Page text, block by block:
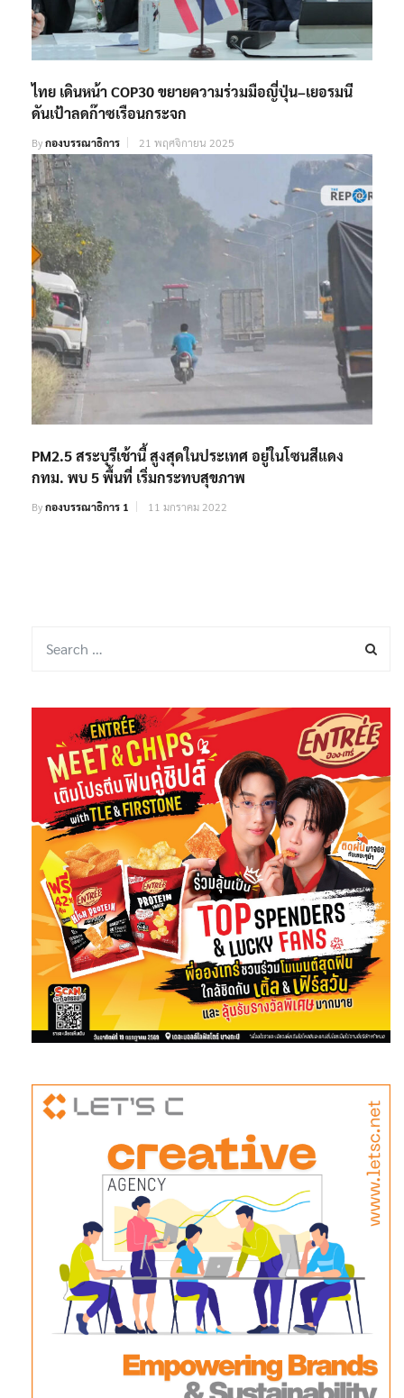
ไทย เดินหน้า COP30 ขยายความร่วมมือญี่ปุ่น–เยอรมนี
ดันเป้าลดก๊าซเรือนกระจก
Byกองบรรณาธิการ 21 พฤศจิกายน 2025
PM2.5 สระบุรีเช้านี้ สูงสุดในประเทศ อยู่ในโซนสีแดง
กทม. พบ 5 พื้นที่ เริ่มกระทบสุขภาพ
Byกองบรรณาธิการ 1 11 มกราคม 2022